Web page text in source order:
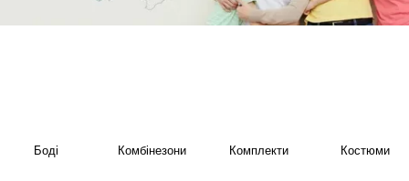
Боді Комбінезони Комплекти Костюми